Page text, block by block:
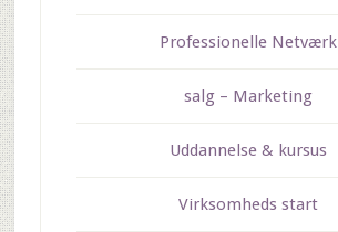
Professionelle Netværk
salg – Marketing
Uddannelse & kursus
Virksomheds start